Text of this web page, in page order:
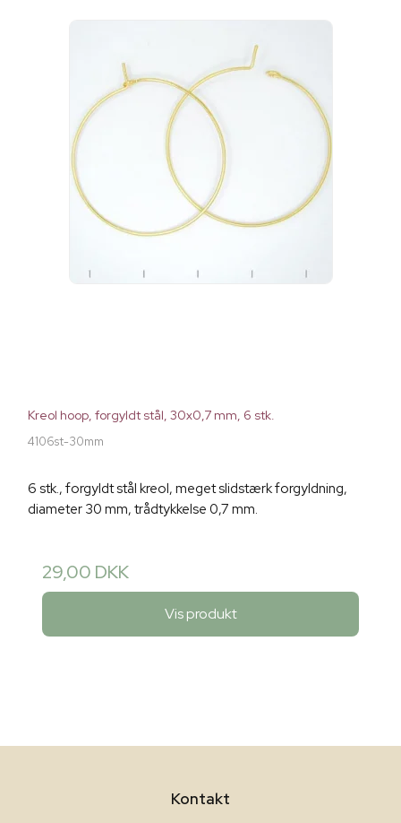
Kreol hoop, forgyldt stål, 30x0,7 mm, 6 stk.
4106st-30mm
6 stk., forgyldt stål kreol, meget slidstærk forgyldning,
diameter 30 mm, trådtykkelse 0,7 mm.
29,00 DKK
Vis produkt
Kontakt